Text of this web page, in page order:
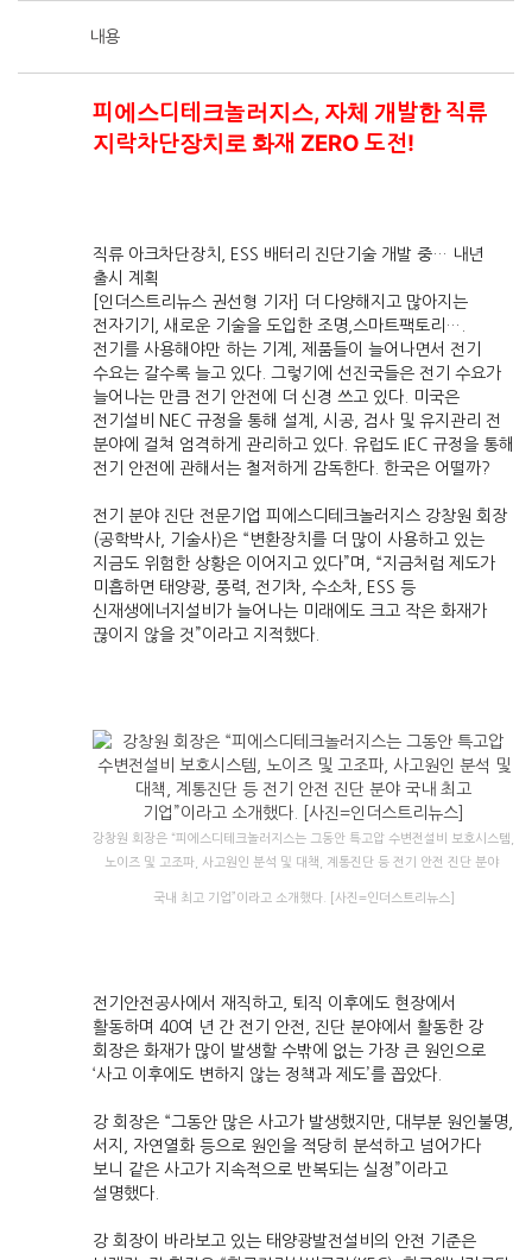
내용
피에스디테크놀러지스, 자체 개발한 직류
지락차단장치로 화재 ZERO 도전!
직류 아크차단장치, ESS 배터리 진단기술 개발 중… 내년
출시 계획
[인더스트리뉴스 권선형 기자] 더 다양해지고 많아지는
전자기기, 새로운 기술을 도입한 조명,스마트팩토리….
전기를 사용해야만 하는 기계, 제품들이 늘어나면서 전기
수요는 갈수록 늘고 있다. 그렇기에 선진국들은 전기 수요가
늘어나는 만큼 전기 안전에 더 신경 쓰고 있다. 미국은
전기설비 NEC 규정을 통해 설계, 시공, 검사 및 유지관리 전
분야에 걸쳐 엄격하게 관리하고 있다. 유럽도 IEC 규정을 통해
전기 안전에 관해서는 철저하게 감독한다. 한국은 어떨까?
전기 분야 진단 전문기업 피에스디테크놀러지스 강창원 회장
(공학박사, 기술사)은 “변환장치를 더 많이 사용하고 있는
지금도 위험한 상황은 이어지고 있다”며, “지금처럼 제도가
미흡하면 태양광, 풍력, 전기차, 수소차, ESS 등
신재생에너지설비가 늘어나는 미래에도 크고 작은 화재가
끊이지 않을 것”이라고 지적했다.
강창원 회장은 “피에스디테크놀러지스는 그동안 특고압 수변전설비 보호시스템,
노이즈 및 고조파, 사고원인 분석 및 대책, 계통진단 등 전기 안전 진단 분야
국내 최고 기업”이라고 소개했다. [사진=인더스트리뉴스]
전기안전공사에서 재직하고, 퇴직 이후에도 현장에서
활동하며 40여 년 간 전기 안전, 진단 분야에서 활동한 강
회장은 화재가 많이 발생할 수밖에 없는 가장 큰 원인으로
‘사고 이후에도 변하지 않는 정책과 제도’를 꼽았다.
강 회장은 “그동안 많은 사고가 발생했지만, 대부분 원인불명,
서지, 자연열화 등으로 원인을 적당히 분석하고 넘어가다
보니 같은 사고가 지속적으로 반복되는 실정”이라고
설명했다.
강 회장이 바라보고 있는 태양광발전설비의 안전 기준은